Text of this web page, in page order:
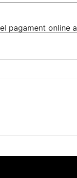
pagament online